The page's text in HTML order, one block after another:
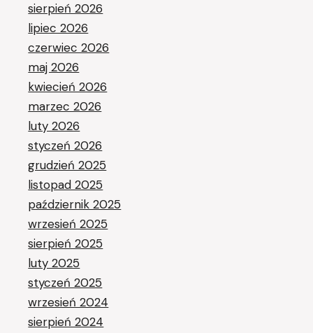
sierpień 2026
lipiec 2026
czerwiec 2026
maj 2026
kwiecień 2026
marzec 2026
luty 2026
styczeń 2026
grudzień 2025
listopad 2025
październik 2025
wrzesień 2025
sierpień 2025
luty 2025
styczeń 2025
wrzesień 2024
sierpień 2024